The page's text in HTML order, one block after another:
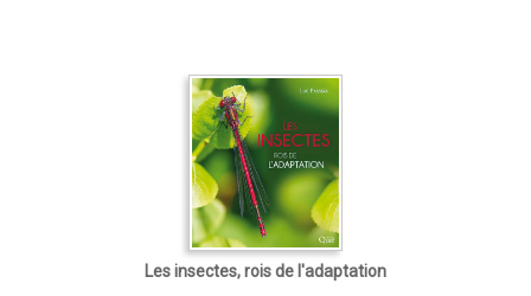
Les insectes, rois de l'adaptation